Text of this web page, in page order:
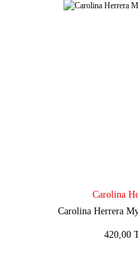
Carolina
Carolina Herrera
420,00